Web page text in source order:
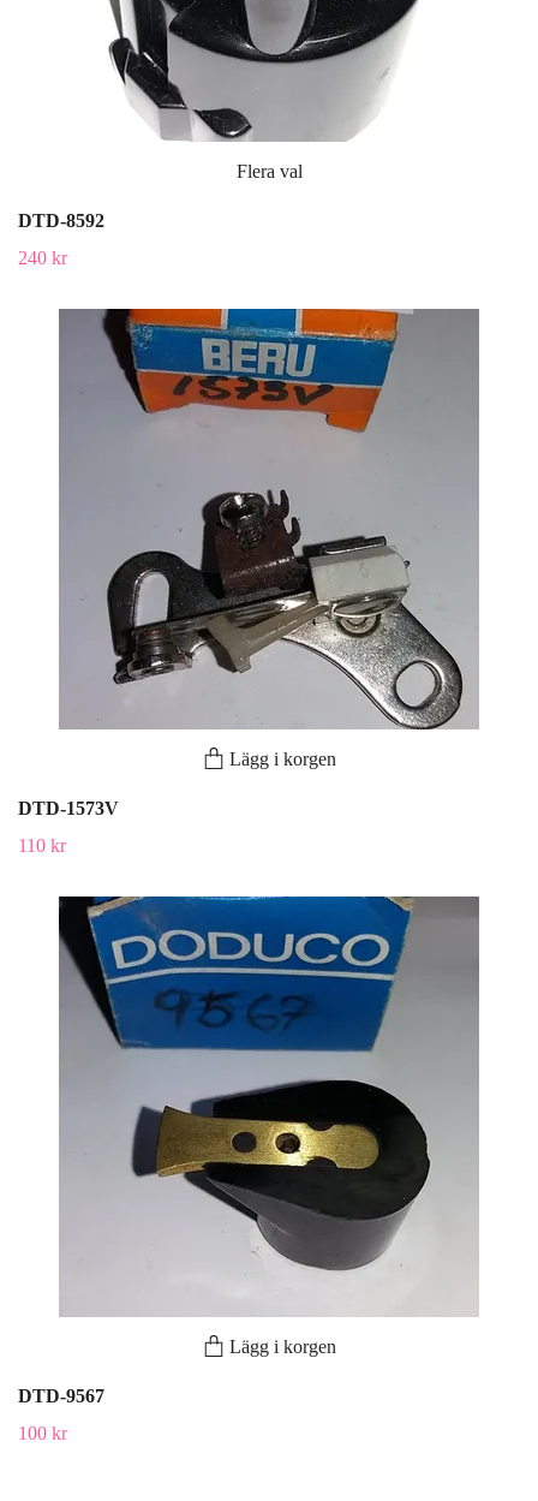
Flera val
DTD-8592
240 kr
Lägg i korgen
DTD-1573V
110 kr
Lägg i korgen
DTD-9567
100 kr